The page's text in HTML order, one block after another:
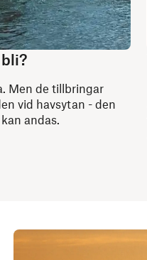
Men de tillbringar
vid havsytan - den
andas.